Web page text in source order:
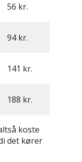
56 kr.
94 kr.
141 kr.
188 kr.
koste
det kører